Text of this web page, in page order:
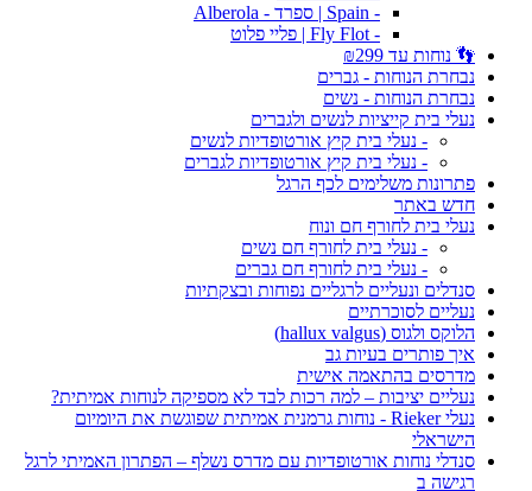
- Spain | ספרד - Alberola
- Fly Flot | פליי פלוט
👣 נוחות עד ₪299
נבחרת הנוחות - גברים
נבחרת הנוחות - נשים
נעלי בית קייציות לנשים ולגברים
- נעלי בית קיץ אורטופדיות לנשים
- נעלי בית קיץ אורטופדיות לגברים
פתרונות משלימים לכף הרגל
חדש באתר
נעלי בית לחורף חם ונוח
- נעלי בית לחורף חם נשים
- נעלי בית לחורף חם גברים
סנדלים ונעליים לרגליים נפוחות ובצקתיות
נעליים לסוכרתיים
הלוקס ולגוס (hallux valgus)
איך פותרים בעיות גב
מדרסים בהתאמה אישית
נעליים יציבות – למה רכות לבד לא מספיקה לנוחות אמיתית?
נעלי Rieker - נוחות גרמנית אמיתית שפוגשת את היומיום
הישראלי
סנדלי נוחות אורטופדיות עם מדרס נשלף – הפתרון האמיתי לרגל
רגישה ב